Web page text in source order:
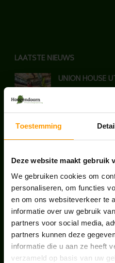
Toestemming
Deze website maakt gebruik
We gebruiken cookies om
personaliseren, om functies
en om ons websiteverkeer te
informatie over uw gebruik
partners voor social media,
partners kunnen deze
informatie die u aan ze heeft
verzameld op basis van uw
LAATSTE NIEUWS
UNION HOUSE
KANTOORPLANT
ONS TEAM
juni 17, 2026
HANDIGE LINKS